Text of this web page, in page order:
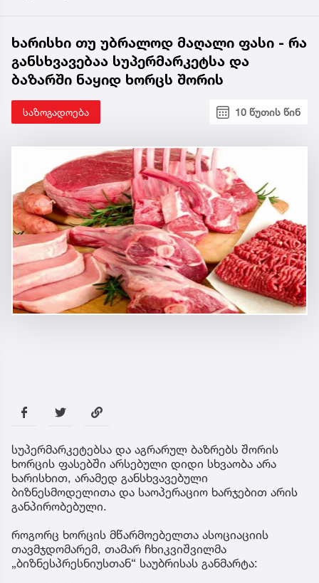
ხარისხი თუ უბრალოდ მაღალი ფასი - რა
განსხვავებაა სუპერმარკეტსა და
ბაზარში ნაყიდ ხორცს შორის
საზოგადოება 10 წუთის წინ
სუპერმარკეტებსა და აგრარულ ბაზრებს შორის
ხორცის ფასებში არსებული დიდი სხვაობა არა
ხარისხით, არამედ განსხვავებული
ბიზნესმოდელითა და საოპერაციო ხარჯებით არის
განპირობებული.
როგორც ხორცის მწარმოებელთა ასოციაციის
თავმჯდომარემ, თამარ ჩხიკვიშვილმა
„ბიზნესპრესნიუსთან“ საუბრისას განმარტა: